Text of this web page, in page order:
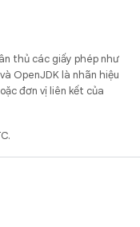
thủ các giấy phép như
OpenJDK là nhãn hiệu
đơn vị liên kết của